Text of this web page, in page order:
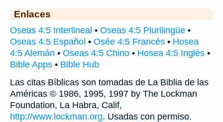
Enlaces
Oseas 4:5 Interlineal • Oseas 4:5 Plurilingüe •
Oseas 4:5 Español • Osée 4:5 Francés • Hosea
4:5 Alemán • Oseas 4:5 Chino • Hosea 4:5 Inglés •
Bible Apps • Bible Hub
Las citas Bíblicas son tomadas de La Biblia de las
Américas © 1986, 1995, 1997 by The Lockman
Foundation, La Habra, Calif,
http://www.lockman.org. Usadas con permiso.